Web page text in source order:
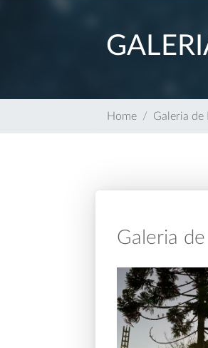
Home Galeria de
Galeria